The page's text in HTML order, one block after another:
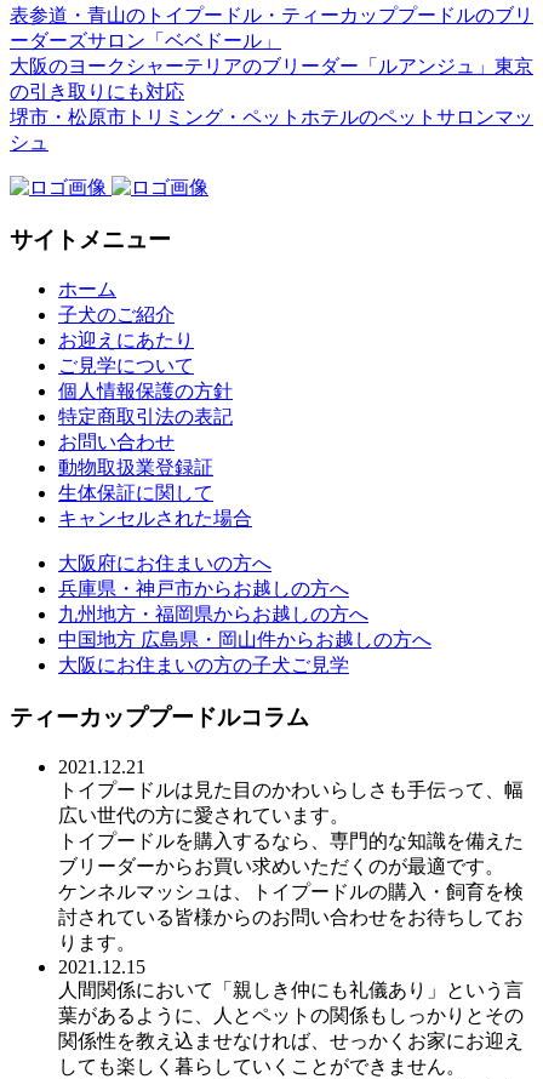
表参道・青山のトイプードル・ティーカッププードルのブリ
ーダーズサロン「ベベドール」
大阪のヨークシャーテリアのブリーダー「ルアンジュ」東京
の引き取りにも対応
堺市・松原市トリミング・ペットホテルのペットサロンマッ
シュ
サイトメニュー
ホーム
子犬のご紹介
お迎えにあたり
ご見学について
個人情報保護の方針
特定商取引法の表記
お問い合わせ
動物取扱業登録証
生体保証に関して
キャンセルされた場合
大阪府にお住まいの方へ
兵庫県・神戸市からお越しの方へ
九州地方・福岡県からお越しの方へ
中国地方 広島県・岡山件からお越しの方へ
大阪にお住まいの方の子犬ご見学
ティーカッププードルコラム
2021.12.21
トイプードルは見た目のかわいらしさも手伝って、幅
広い世代の方に愛されています。
トイプードルを購入するなら、専門的な知識を備えた
ブリーダーからお買い求めいただくのが最適です。
ケンネルマッシュは、トイプードルの購入・飼育を検
討されている皆様からのお問い合わせをお待ちしてお
ります。
2021.12.15
人間関係において「親しき仲にも礼儀あり」という言
葉があるように、人とペットの関係もしっかりとその
関係性を教え込ませなければ、せっかくお家にお迎え
しても楽しく暮らしていくことができません。